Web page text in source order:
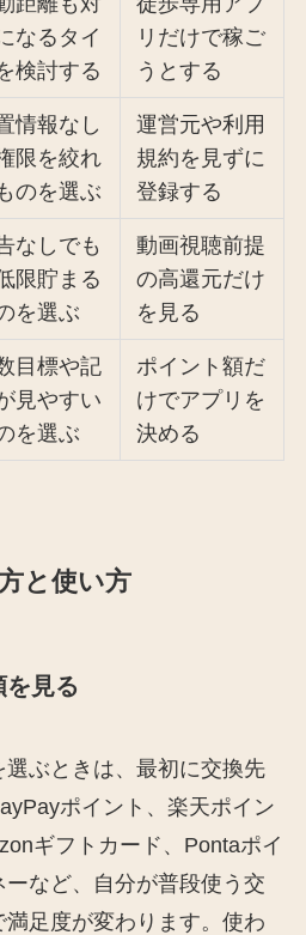
なるタイ
検討する
リだけで稼ご
うとする
情報なし
限を絞れ
のを選ぶ
運営元や利用
規約を見ずに
登録する
なしでも
限貯まる
を選ぶ
動画視聴前提
の高還元だけ
を見る
目標や記
見やすい
を選ぶ
ポイント額だ
けでアプリを
決める
と使い方
見る
ぶときは、最初に交換先
ポイント、楽天ポイン
ギフトカード、Pontaポイ
など、自分が普段使う交
足度が変わります。使わ